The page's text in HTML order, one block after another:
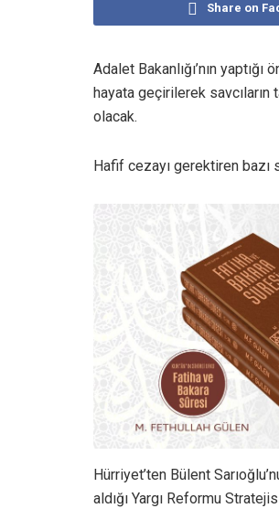
Share on
Adalet Bakanlığı’nın
hayata geçirilerek
olacak.
Hafif cezayı gerektiren bazı
Hürriyet’ten Bülent
aldığı Yargı Reformu